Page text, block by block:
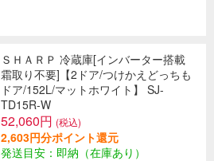
ＳＨＡＲＰ 冷蔵庫[インバーター搭載
霜取り不要]【2ドア/つけかえどっちも
ドア/152L/マットホワイト】 SJ-
TD15R-W
52,060円 (税込)
2,603円分ポイント還元
発送目安：即納（在庫あり）